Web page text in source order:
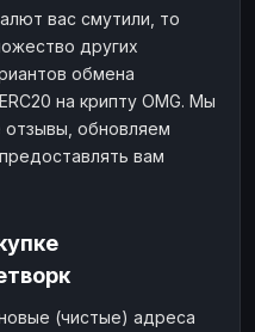
вас смутили, то
других
обмена
на крипту OMG. Мы
обновляем
вам
(чистые) адреса